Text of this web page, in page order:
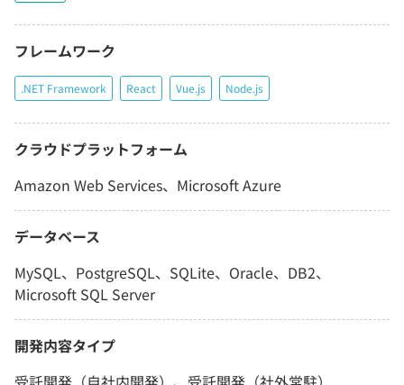
フレームワーク
.NET Framework React Vue.js Node.js
クラウドプラットフォーム
Amazon Web Services、Microsoft Azure
データベース
MySQL、PostgreSQL、SQLite、Oracle、DB2、
Microsoft SQL Server
開発内容タイプ